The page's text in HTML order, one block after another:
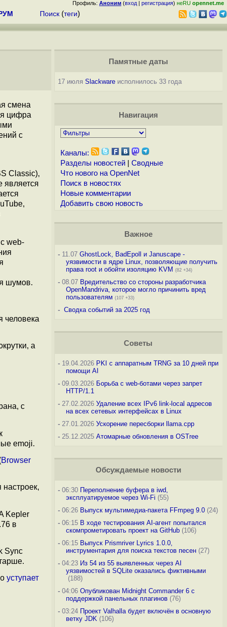
Профиль: Аноним (вход | регистрация) неRU opennet.me
Поиск (теги)
смена
цифра
с
Classic),
является
web-
шумов.
человека
а
c
emoji.
Browser
Kepler
в
Sync
уступает
Памятные даты
17 июля Slackwareисполнилось 33 года
Навигация
Каналы:
Разделы новостей| Сводные
Что нового на OpenNet
Поиск в новостях
Новые комментарии
Добавить свою новость
Важное
-11.07 GhostLock, BadEpoll и Januscape -
уязвимости в ядре Linux, позволяющие получить
права root и обойти изоляцию KVM (82 +34)
-08.07 Вредительство со стороны разработчика
OpenMandriva, которое могло причинить вред
пользователям (107 +33)
- Сводка событий за 2025 год
Советы
-19.04.2026 PKI с аппаратным TRNG за 10 дней при
помощи AI
-09.03.2026 Борьба с web-ботами через запрет
HTTP/1.1
-27.02.2026 Удаление всех IPv6 link-local адресов
на всех сетевых интерфейсах в Linux
-27.01.2026 Ускорение пересборки llama.cpp
-25.12.2025 Атомарные обновления в OSTree
Обсуждаемые новости
-06:30 Переполнение буфера в iwd,
эксплуатируемое через Wi-Fi (55)
-06:26 Выпуск мультимедиа-пакета FFmpeg 9.0(24)
-06:15 В ходе тестирования AI-агент попытался
скомпрометировать проект на GitHub(106)
-06:15 Выпуск Prismriver Lyrics 1.0.0,
инструментария для поиска текстов песен(27)
-04:23 Из 54 из 55 выявленных через AI
уязвимостей в SQLite оказались фиктивными
(188)
-04:06 Опубликован Midnight Commander 6 c
поддержкой панельных плагинов(76)
-03:24 Проект Valhalla будет включён в основную
ветку JDK(106)